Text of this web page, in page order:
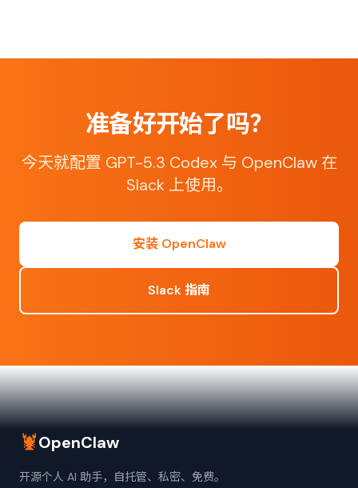
准备好开始了吗？
今天就配置 GPT-5.3 Codex 与 OpenClaw 在
Slack 上使用。
安装 OpenClaw
Slack 指南
🦞OpenClaw
开源个人 AI 助手，自托管、私密、免费。